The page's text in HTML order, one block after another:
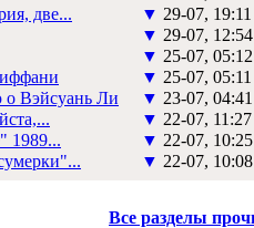
две...
▼ 29-07, 19:11
▼ 29-07, 12:54
▼ 25-07, 05:12
▼ 25-07, 05:11
о Вэйсуань Ли
▼ 23-07, 04:41
▼ 22-07, 11:27
1989...
▼ 22-07, 10:25
▼ 22-07, 10:08
Все разделы